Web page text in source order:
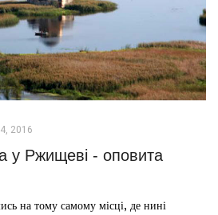
2016
у Ржищеві - оповита
на тому самому місці, де нині